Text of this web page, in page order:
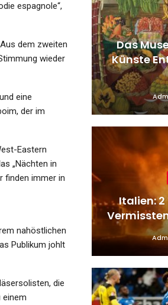
espagnole“,
dem zweiten
wieder
eine
der im
Eastern
„Nächten in
finden immer in
nahöstlichen
Publikum johlt
die
einem
Bin Ein
Vereine…
Das
Künste
Italien: 2